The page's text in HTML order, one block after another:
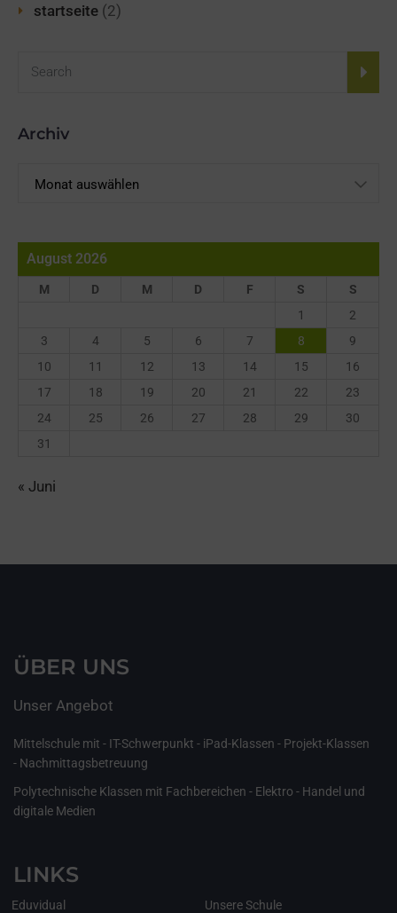
startseite (2)
Archiv
August 2026
M D M D F S
S
1
2
3
4 5 6 7 8
9
10
11 12 13 14 15
16
17
18 19 20 21 22
23
24
25 26 27 28 29
30
31
« Juni
ÜBER UNS
Unser Angebot
Mittelschule mit - IT-Schwerpunkt - iPad-Klassen - Projekt-Klassen
- Nachmittagsbetreuung
Polytechnische Klassen mit Fachbereichen - Elektro - Handel und
digitale Medien
LINKS
Eduvidual
Unsere Schule